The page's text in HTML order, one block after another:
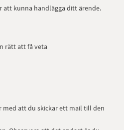
att kunna handlägga ditt ärende.
rätt att få veta
med att du skickar ett mail till den